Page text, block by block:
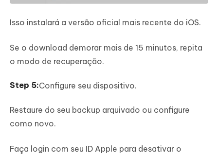
Isso instalará a versão oficial mais recente do iOS.
Se o download demorar mais de 15 minutos, repita
o modo de recuperação.
Configure seu dispositivo.
Restaure do seu backup arquivado ou configure
como novo.
Faça login com seu ID Apple para desativar o